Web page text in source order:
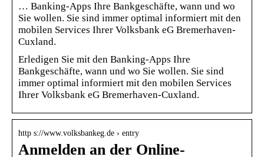
… Banking-Apps Ihre Bankgeschäfte, wann und wo
Sie wollen. Sie sind immer optimal informiert mit den
mobilen Services Ihrer Volksbank eG Bremerhaven-
Cuxland.
Erledigen Sie mit den Banking-Apps Ihre
Bankgeschäfte, wann und wo Sie wollen. Sie sind
immer optimal informiert mit den mobilen Services
Ihrer Volksbank eG Bremerhaven-Cuxland.
http s://www.volksbankeg.de › entry
Anmelden an der Online-